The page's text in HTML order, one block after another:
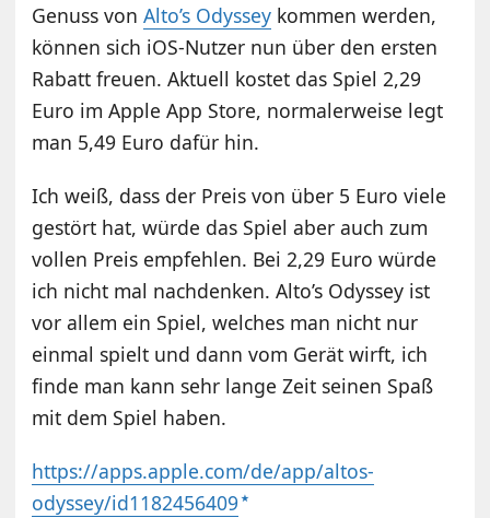
Genuss vonAlto’s Odyssey kommen werden,
können sich iOS-Nutzer nun über den ersten
Rabatt freuen. Aktuell kostet das Spiel 2,29
Euro im Apple App Store, normalerweise legt
man 5,49 Euro dafür hin.
Ich weiß, dass der Preis von über 5 Euro viele
gestört hat, würde das Spiel aber auch zum
vollen Preis empfehlen. Bei 2,29 Euro würde
ich nicht mal nachdenken. Alto’s Odyssey ist
vor allem ein Spiel, welches man nicht nur
einmal spielt und dann vom Gerät wirft, ich
finde man kann sehr lange Zeit seinen Spaß
mit dem Spiel haben.
https://apps.apple.com/de/app/altos-
odyssey/id1182456409